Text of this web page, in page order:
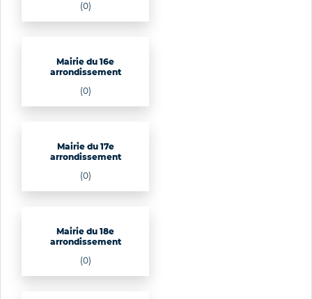
(0)
Mairie du 16e
arrondissement
(0)
Mairie du 17e
arrondissement
(0)
Mairie du 18e
arrondissement
(0)